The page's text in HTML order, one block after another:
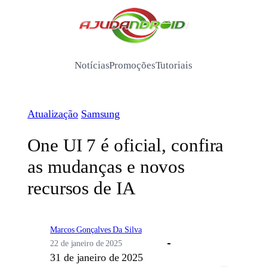
/
NotíciasPromoçõesTutoriais
Atualização Samsung
One UI 7 é oficial, confira
as mudanças e novos
recursos de IA
Marcos Gonçalves Da Silva
22 de janeiro de 2025
31 de janeiro de 2025